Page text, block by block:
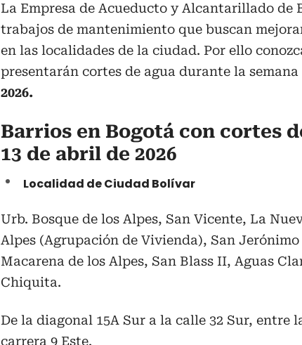
La Empresa de Acueducto y Alcantarillado de
trabajos de mantenimiento que buscan
en las localidades de la ciudad. Por ello
presentarán cortes de agua durante la semana
2026.
Barrios en Bogotá con cortes
13 de abril de 2026
Localidad de Ciudad Bolívar
Urb. Bosque de los Alpes, San Vicente, La
Alpes (Agrupación de Vivienda), San
Macarena de los Alpes, San Blass II, Aguas
Chiquita.
De la diagonal 15A Sur a la calle 32 Sur, entre
carrera 9 Este.